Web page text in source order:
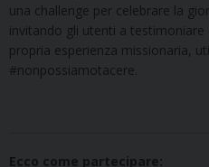
una challenge per celebrare la
invitando gli utenti a
propria esperienza missionaria,
#nonpossiamotacere.
Ecco come partecipare: